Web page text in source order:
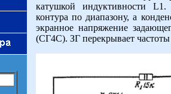
катушкой индуктивности
контура по диапазону, а
экранное напряжение
(СГ4С). ЗГ перекрывает